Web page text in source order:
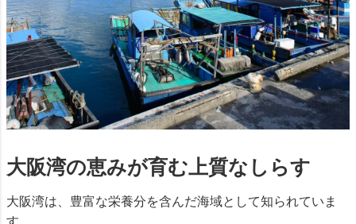
大阪湾の恵みが育む上質なしらす
大阪湾は、豊富な栄養分を含んだ海域として知られていま
す。